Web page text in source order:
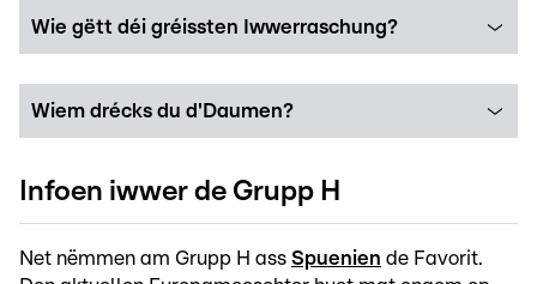
Wie gëtt déi gréissten Iwwerraschung?
Wiem drécks du d'Daumen?
Infoen iwwer de Grupp H
Net nëmmen am Grupp H ass Spuenien de Favorit.